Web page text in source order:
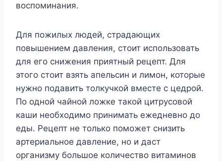
воспоминания.
Для пожилых людей, страдающих
повышением давления, стоит использовать
для его снижения приятный рецепт. Для
этого стоит взять апельсин и лимон, которые
нужно подавить толкучкой вместе с цедрой.
По одной чайной ложке такой цитрусовой
каши необходимо принимать ежедневно до
еды. Рецепт не только поможет снизить
артериальное давление, но и даст
организму большое количество витаминов